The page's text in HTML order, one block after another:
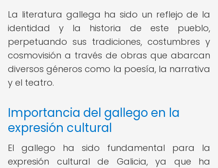
La literatura gallega ha sido un reflejo de la
identidad y la historia de este pueblo,
perpetuando sus tradiciones, costumbres y
cosmovisión a través de obras que abarcan
diversos géneros como la poesía, la narrativa
y el teatro.
Importancia del gallego en la
expresión cultural
El gallego ha sido fundamental para la
expresión cultural de Galicia, ya que ha